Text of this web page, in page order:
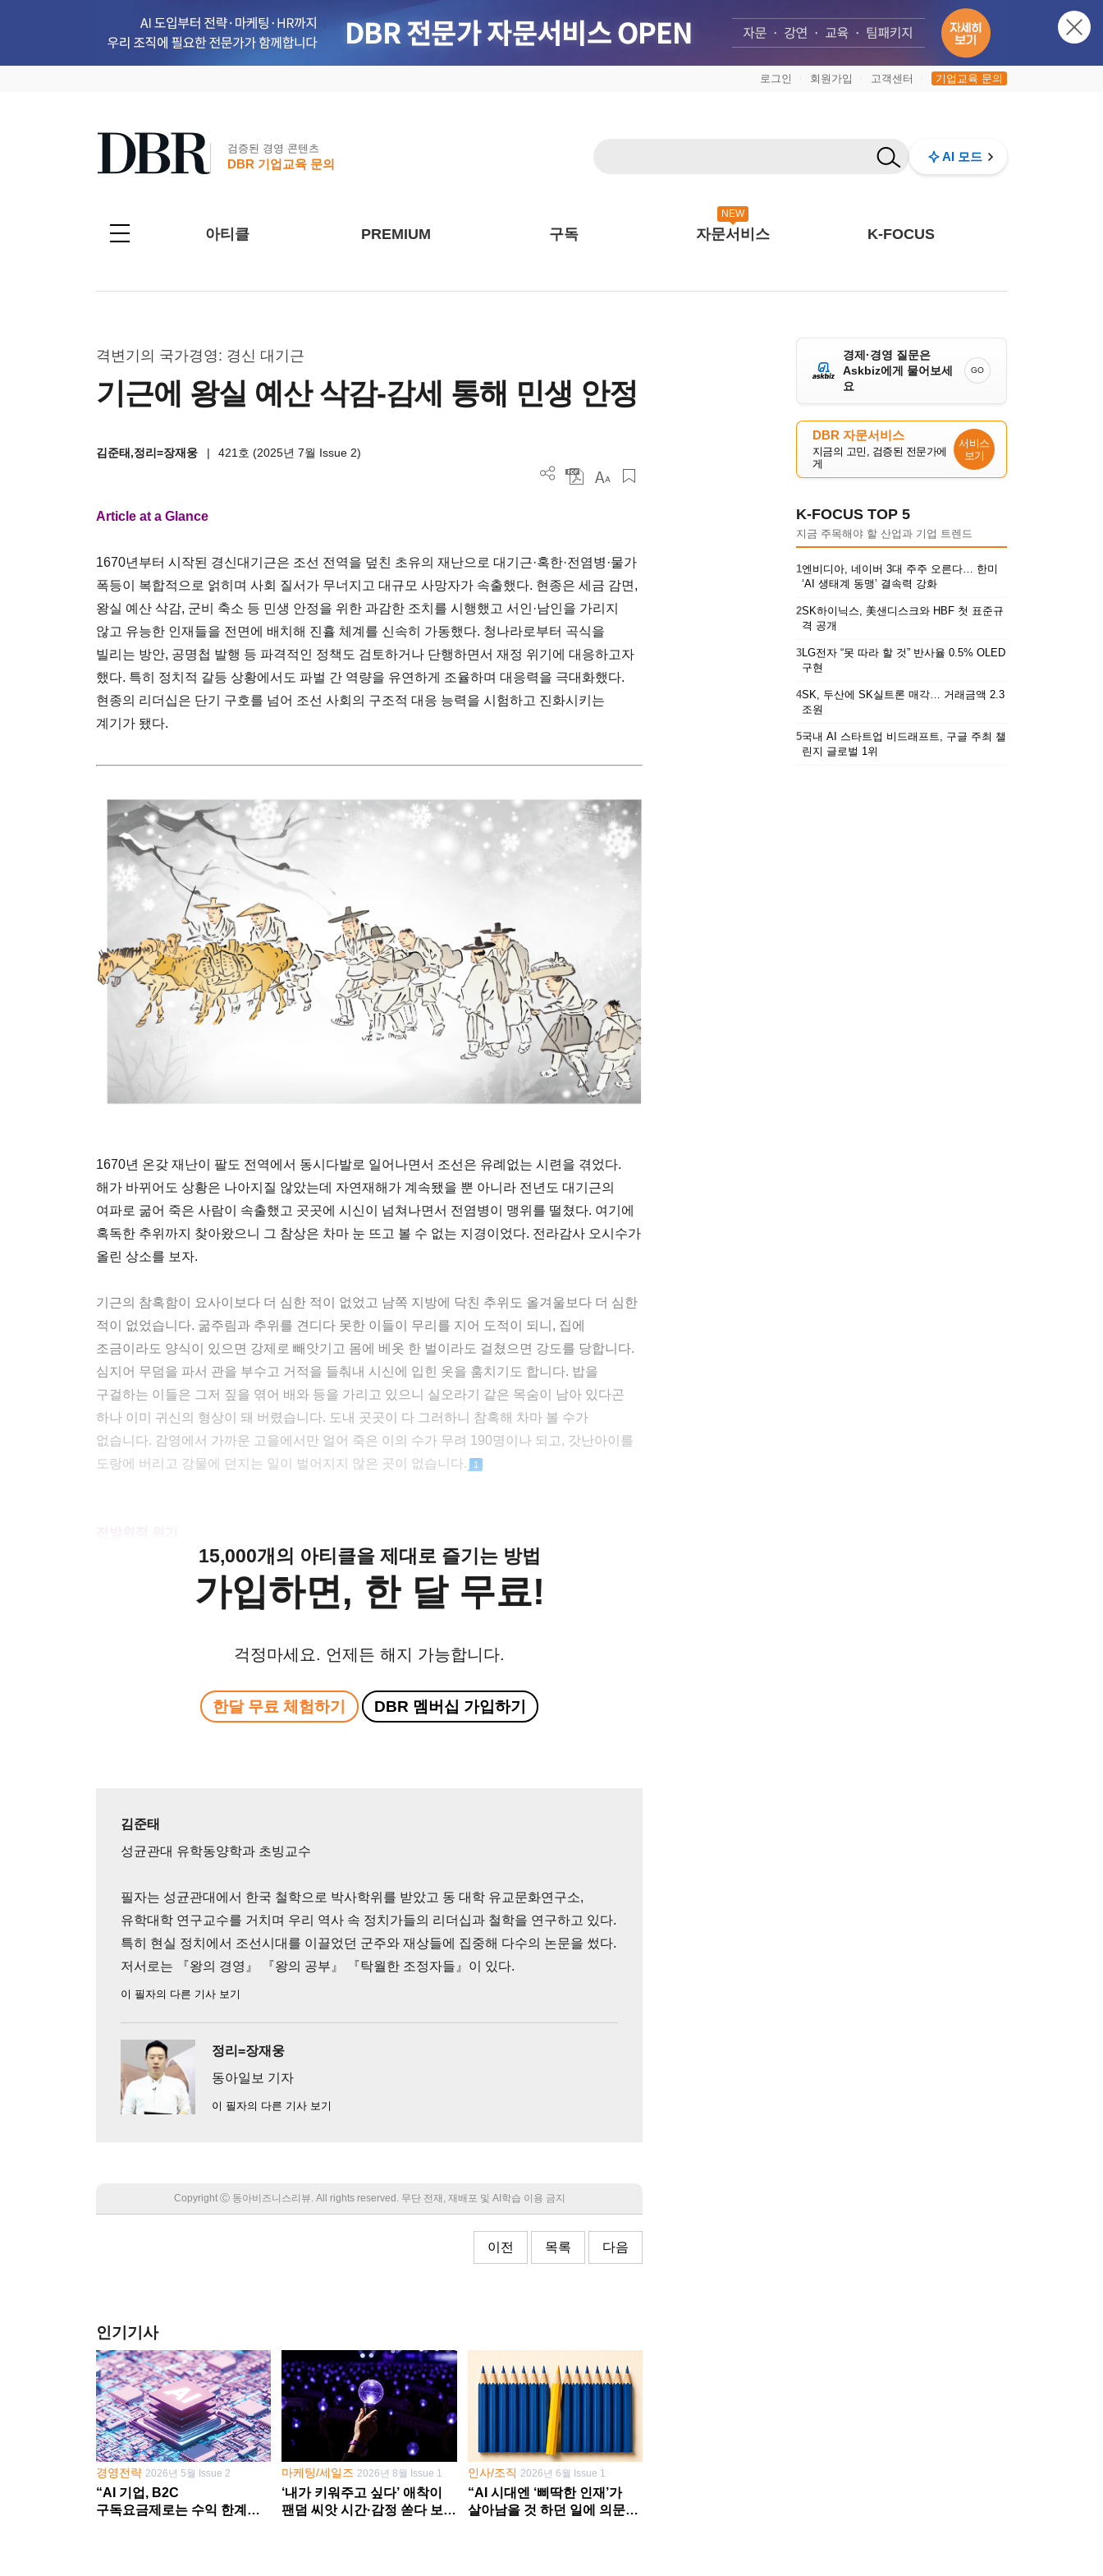
로그인 회원가입 고객센터 기업교육 문의
검증된 경영 콘텐츠
DBR 기업교육 문의
AI 모드
아티클 PREMIUM 구독
NEW
자문서비스 K-FOCUS
격변기의 국가경영: 경신 대기근
기근에 왕실 예산 삭감-감세 통해 민생 안정
김준태,정리=장재웅 | 421호 (2025년 7월 Issue 2)
Article at a Glance
1670년부터 시작된 경신대기근은 조선 전역을 덮친 초유의 재난으로 대기근·혹한·전염병·물가
폭등이 복합적으로 얽히며 사회 질서가 무너지고 대규모 사망자가 속출했다. 현종은 세금 감면,
왕실 예산 삭감, 군비 축소 등 민생 안정을 위한 과감한 조치를 시행했고 서인·남인을 가리지
않고 유능한 인재들을 전면에 배치해 진휼 체계를 신속히 가동했다. 청나라로부터 곡식을
빌리는 방안, 공명첩 발행 등 파격적인 정책도 검토하거나 단행하면서 재정 위기에 대응하고자
했다. 특히 정치적 갈등 상황에서도 파벌 간 역량을 유연하게 조율하며 대응력을 극대화했다.
현종의 리더십은 단기 구호를 넘어 조선 사회의 구조적 대응 능력을 시험하고 진화시키는
계기가 됐다.
1670년 온갖 재난이 팔도 전역에서 동시다발로 일어나면서 조선은 유례없는 시련을 겪었다.
해가 바뀌어도 상황은 나아지질 않았는데 자연재해가 계속됐을 뿐 아니라 전년도 대기근의
여파로 굶어 죽은 사람이 속출했고 곳곳에 시신이 넘쳐나면서 전염병이 맹위를 떨쳤다. 여기에
혹독한 추위까지 찾아왔으니 그 참상은 차마 눈 뜨고 볼 수 없는 지경이었다. 전라감사 오시수가
올린 상소를 보자.
기근의 참혹함이 요사이보다 더 심한 적이 없었고 남쪽 지방에 닥친 추위도 올겨울보다 더 심한
적이 없었습니다. 굶주림과 추위를 견디다 못한 이들이 무리를 지어 도적이 되니, 집에
조금이라도 양식이 있으면 강제로 빼앗기고 몸에 베옷 한 벌이라도 걸쳤으면 강도를 당합니다.
심지어 무덤을 파서 관을 부수고 거적을 들춰내 시신에 입힌 옷을 훔치기도 합니다. 밥을
구걸하는 이들은 그저 짚을 엮어 배와 등을 가리고 있으니 실오라기 같은 목숨이 남아 있다곤
하나 이미 귀신의 형상이 돼 버렸습니다. 도내 곳곳이 다 그러하니 참혹해 차마 볼 수가
없습니다. 감영에서 가까운 고을에서만 얼어 죽은 이의 수가 무려 190명이나 되고, 갓난아이를
도랑에 버리고 강물에 던지는 일이 벌어지지 않은 곳이 없습니다.
1
15,000개의 아티클을 제대로 즐기는 방법
가입하면, 한 달 무료!
걱정마세요. 언제든 해지 가능합니다.
한달 무료 체험하기 DBR 멤버십 가입하기
김준태
성균관대 유학동양학과 초빙교수
필자는 성균관대에서 한국 철학으로 박사학위를 받았고 동 대학 유교문화연구소,
유학대학 연구교수를 거치며 우리 역사 속 정치가들의 리더십과 철학을 연구하고 있다.
특히 현실 정치에서 조선시대를 이끌었던 군주와 재상들에 집중해 다수의 논문을 썼다.
저서로는 『왕의 경영』 『왕의 공부』 『탁월한 조정자들』이 있다.
이 필자의 다른 기사 보기
정리=장재웅
동아일보 기자
이 필자의 다른 기사 보기
Copyright Ⓒ 동아비즈니스리뷰. All rights reserved. 무단 전재, 재배포 및 AI학습 이용 금지
이전 목록 다음
인기기사
경영전략 2026년 5월 Issue 2
“AI 기업, B2C
구독요금제로는 수익 한계
마케팅/세일즈 2026년 8월 Issue 1
‘내가 키워주고 싶다’ 애착이
팬덤 씨앗 시간·감정 쏟다 보면
인사/조직 2026년 6월 Issue 1
“AI 시대엔 ‘삐딱한 인재’가
살아남을 것 하던 일에 의문
경제·경영 질문은
Askbiz에게 물어보세
요
GO
DBR 자문서비스
지금의 고민, 검증된 전문가에
게
서비스
보기
K-FOCUS TOP 5
지금 주목해야 할 산업과 기업 트렌드
1엔비디아, 네이버 3대 주주 오른다… 한미
‘AI 생태계 동맹’ 결속력 강화
2SK하이닉스, 美샌디스크와 HBF 첫 표준규
격 공개
3LG전자 “못 따라 할 것” 반사율 0.5% OLED
구현
4SK, 두산에 SK실트론 매각… 거래금액 2.3
조원
5국내 AI 스타트업 비드래프트, 구글 주최 챌
린지 글로벌 1위